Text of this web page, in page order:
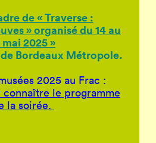
de « Traverse :
» organisé du 14 au
mai 2025 »
Bordeaux Métropole.
2025 au Frac :
le programme
la soirée.